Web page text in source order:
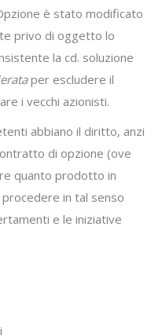
è stato modificato
privo di oggetto lo
la cd. soluzione
per escludere il
i vecchi azionisti.
abbiano il diritto, anzi
di opzione (ove
quanto prodotto in
procedere in tal senso
e le iniziative